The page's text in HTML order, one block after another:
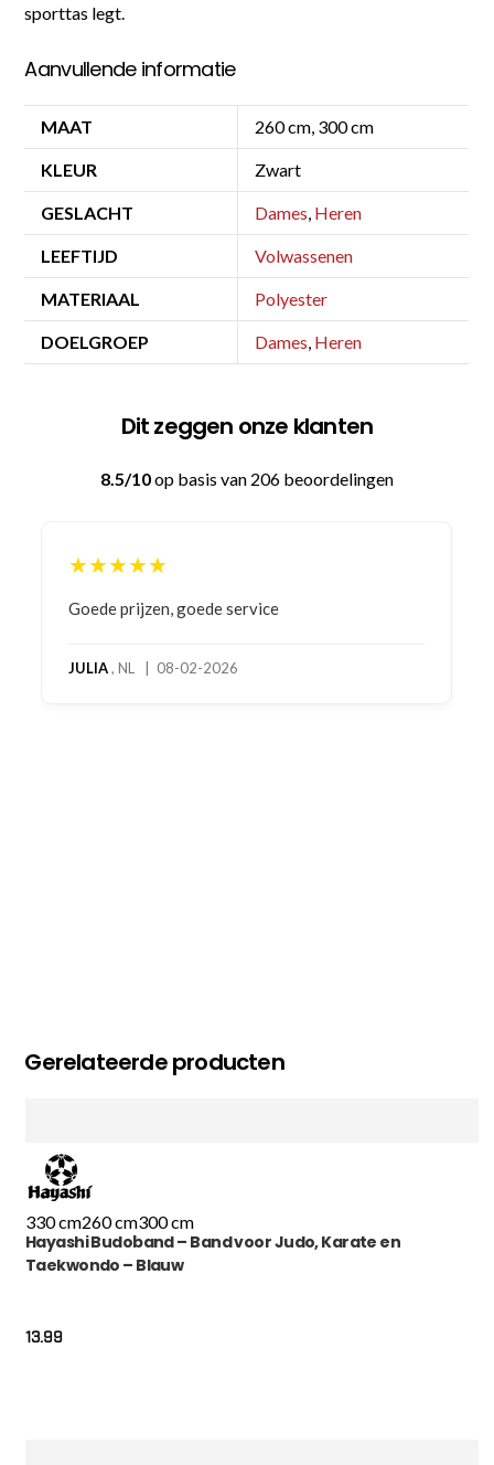
sporttas legt.
Aanvullende informatie
MAAT 260 cm, 300 cm
KLEUR Zwart
GESLACHT Dames, Heren
LEEFTIJD Volwassenen
MATERIAAL Polyester
DOELGROEP Dames, Heren
Dit zeggen onze klanten
8.5/10op basis van 206 beoordelingen
★★★★★
Goede prijzen, goede service
JULIA, NL | 08-02-2026
Gerelateerde producten
330 cm260 cm300 cm
Hayashi Budoband – Band voor Judo, Karate en
Taekwondo – Blauw
13.99